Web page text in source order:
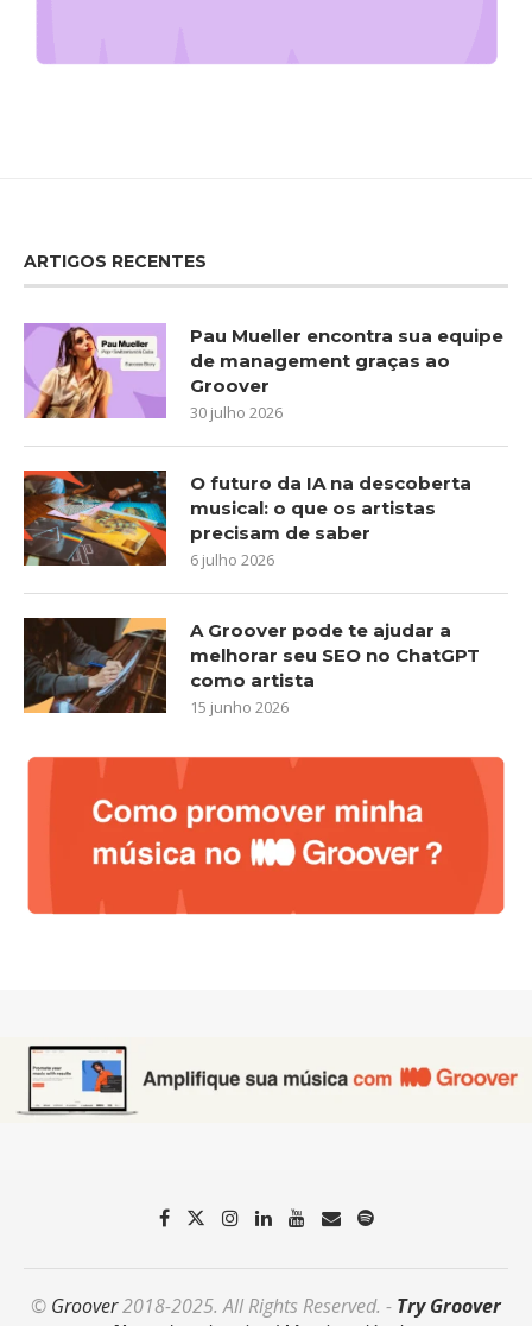
ARTIGOS RECENTES
Pau Mueller encontra sua equipe
de management graças ao
Groover
30 julho 2026
O futuro da IA na descoberta
musical: o que os artistas
precisam de saber
6 julho 2026
A Groover pode te ajudar a
melhorar seu SEO no ChatGPT
como artista
15 junho 2026
© Groover2018-2025. All Rights Reserved. - Try Groover